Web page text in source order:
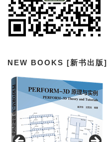
NEW BOOKS [新书出版]